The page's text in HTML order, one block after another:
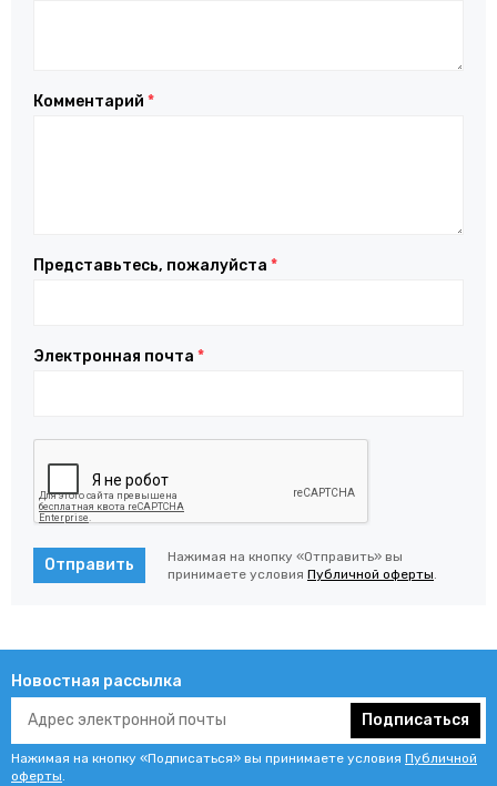
Комментарий *
Представьтесь, пожалуйста *
Электронная почта *
Отправить
Нажимая на кнопку «Отправить» вы
принимаете условия Публичной оферты.
Новостная рассылка
Подписаться
Нажимая на кнопку «Подписаться» вы принимаете условия Публичной
оферты.